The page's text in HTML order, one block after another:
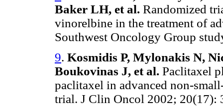
Baker LH, et al. Randomized
vinorelbine in the treatment of
Southwest Oncology Group
9. Kosmidis P, Mylonakis N,
Boukovinas J, et al. Paclitaxel
paclitaxel in advanced non-
trial. J Clin Oncol 2002; 20(17):